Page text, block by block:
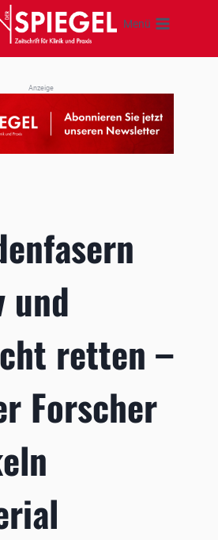
Menü
Anzeige
und
retten –
Forscher